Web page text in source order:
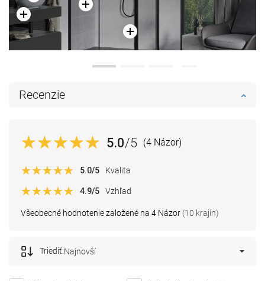
Recenzie
5.0/5 (4 Názor)
Všeobecné hodnotenie založené na 4 Názor (10 krajín)
5.0/5 Kvalita
4.9/5 Vzhľad
Triediť:Najnovší